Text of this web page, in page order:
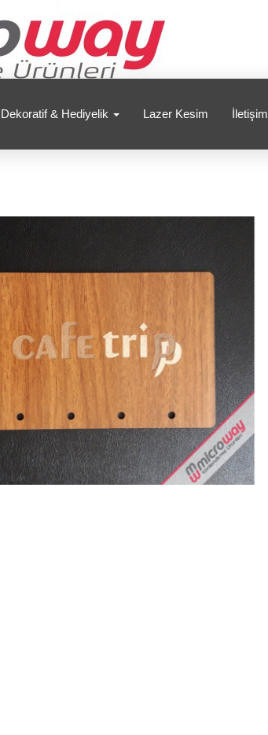
Dekoratif & Hediyelik Lazer Kesim İletişim